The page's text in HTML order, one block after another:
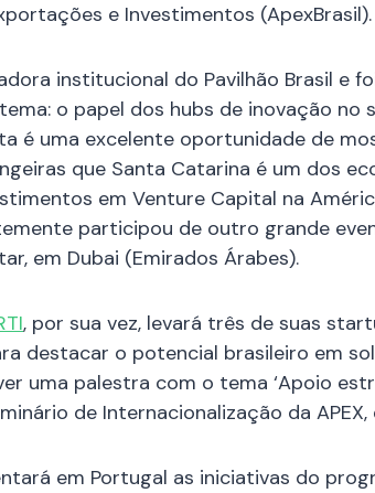
e Investimentos (ApexBrasil).
institucional do Pavilhão Brasil e
o papel dos hubs de inovação no
é uma excelente oportunidade de
que Santa Catarina é um dos
em Venture Capital na
participou de outro grande
em Dubai (Emirados Árabes).
, por sua vez, levará três de suas
destacar o potencial brasileiro em
uma palestra com o tema ‘Apoio
de Internacionalização da
em Portugal as iniciativas do